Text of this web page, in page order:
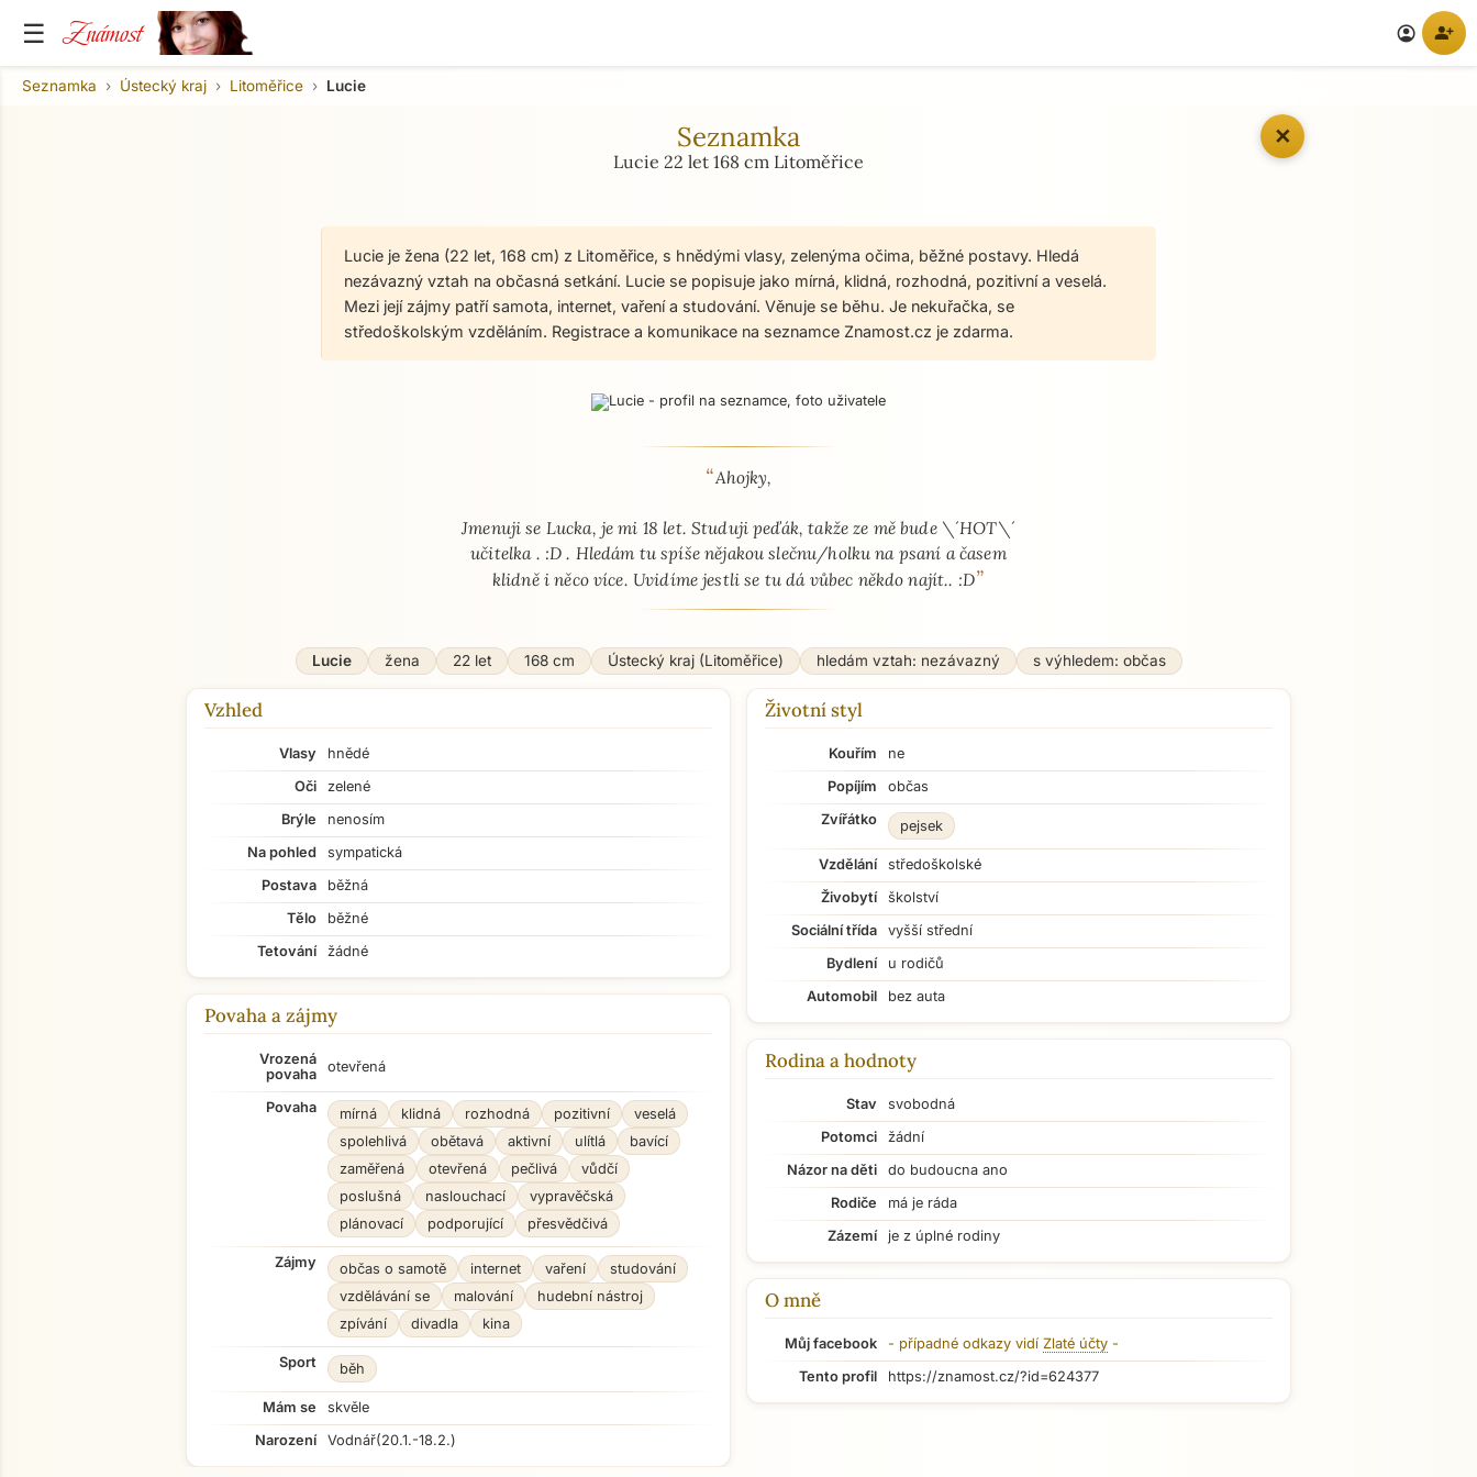
☰ Známost account_circle person_add
✕
Seznamka Ústecký kraj Litoměřice Lucie
Seznamka
Lucie 22 let 168 cm Litoměřice
Lucie je žena (22 let, 168 cm) z Litoměřice, s hnědými vlasy, zelenýma očima, běžné postavy. Hledá
nezávazný vztah na občasná setkání. Lucie se popisuje jako mírná, klidná, rozhodná, pozitivní a veselá.
Mezi její zájmy patří samota, internet, vaření a studování. Věnuje se běhu. Je nekuřačka, se
středoškolským vzděláním. Registrace a komunikace na seznamce Znamost.cz je zdarma.
“Ahojky,
Jmenuji se Lucka, je mi 18 let. Studuji peďák, takže ze mě bude \´HOT\´
učitelka . :D . Hledám tu spíše nějakou slečnu/holku na psaní a časem
klidně i něco více. Uvidíme jestli se tu dá vůbec někdo najít.. :D”
Lucie žena 22 let 168 cm Ústecký kraj (Litoměřice) hledám vztah: nezávazný s výhledem: občas
Vzhled
Vlasy
hnědé
Oči
zelené
Brýle
nenosím
Na pohled
sympatická
Postava
běžná
Tělo
běžné
Tetování
žádné
Povaha a zájmy
Vrozená
povaha
otevřená
Povaha mírná klidná rozhodná pozitivní
veselá
spolehlivá
obětavá aktivní ulítlá
bavící
zaměřená
otevřená pečlivá
vůdčí
poslušná
naslouchací
vypravěčská
plánovací
podporující přesvědčivá
Zájmy občas o samotě internet vaření
studování
vzdělávání se
malování
hudební nástroj
zpívání
divadla kina
Sport běh
Mám se
skvěle
Narození
Vodnář(20.1.-18.2.)
Životní styl
Kouřím
ne
Popíjím
občas
Zvířátko
pejsek
Vzdělání
středoškolské
Živobytí
školství
Sociální třída
vyšší střední
Bydlení
u rodičů
Automobil
bez auta
Rodina a hodnoty
Stav
svobodná
Potomci
žádní
Názor na děti
do budoucna ano
Rodiče
má je ráda
Zázemí
je z úplné rodiny
O mně
Můj facebook - případné odkazy vidí Zlaté účty -
Tento profil
https://znamost.cz/?id=624377